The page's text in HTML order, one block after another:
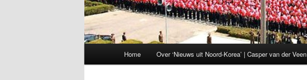
Home Over ‘Nieuws uit Noord-Korea’ | Casper van der Veen